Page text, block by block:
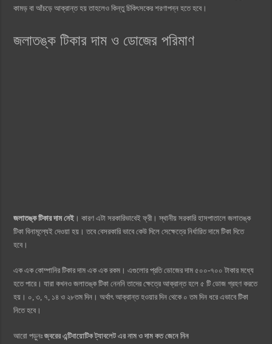
কামড় বা আঁচড়ে আক্রান্ত হয় তাহলেও কিন্তু চিকিৎসকের শরণাপন্ন হতে হবে।
জলাতঙ্ক টিকার দাম ও ডোজের পরিমাণ
জলাতঙ্ক টিকার দাম নেই । কারণ এটা সরকারিভাবেই ফ্রী। স্থানীয় সরকারি হাসপাতালে জলাতঙ্ক
টিকা বিনামূল্যেই দেওয়া হয়। তবে বেসরকারি ভাবে কেউ দিলে সেক্ষেত্রে নির্ধারিত দামে টিকা দিতে
হবে।
এক এক কোম্পানির টিকার দাম এক এক রকম। এগুলোর প্রতি ডোজের দাম ৫০০-৭০০ টাকার মধ্যে
হতে পারে। যারা কখনও জলাতঙ্ক টিকা নেননি তাদের ক্ষেত্রে আক্রান্ত হলে ৫ টি ডোজ গ্রহণ করতে
হয়। ০, ৩, ৭, ১৪ ও ২৮তম দিন। অর্থাৎ আক্রান্ত হওয়ার দিন থেকে ০ তম দিন ধরে এভাবে টিকা
নিতে হবে।
আরো পড়ুনঃজ্বরের এন্টিবায়োটিক ট্যাবলেট এর নাম ও দাম কত জেনে নিন